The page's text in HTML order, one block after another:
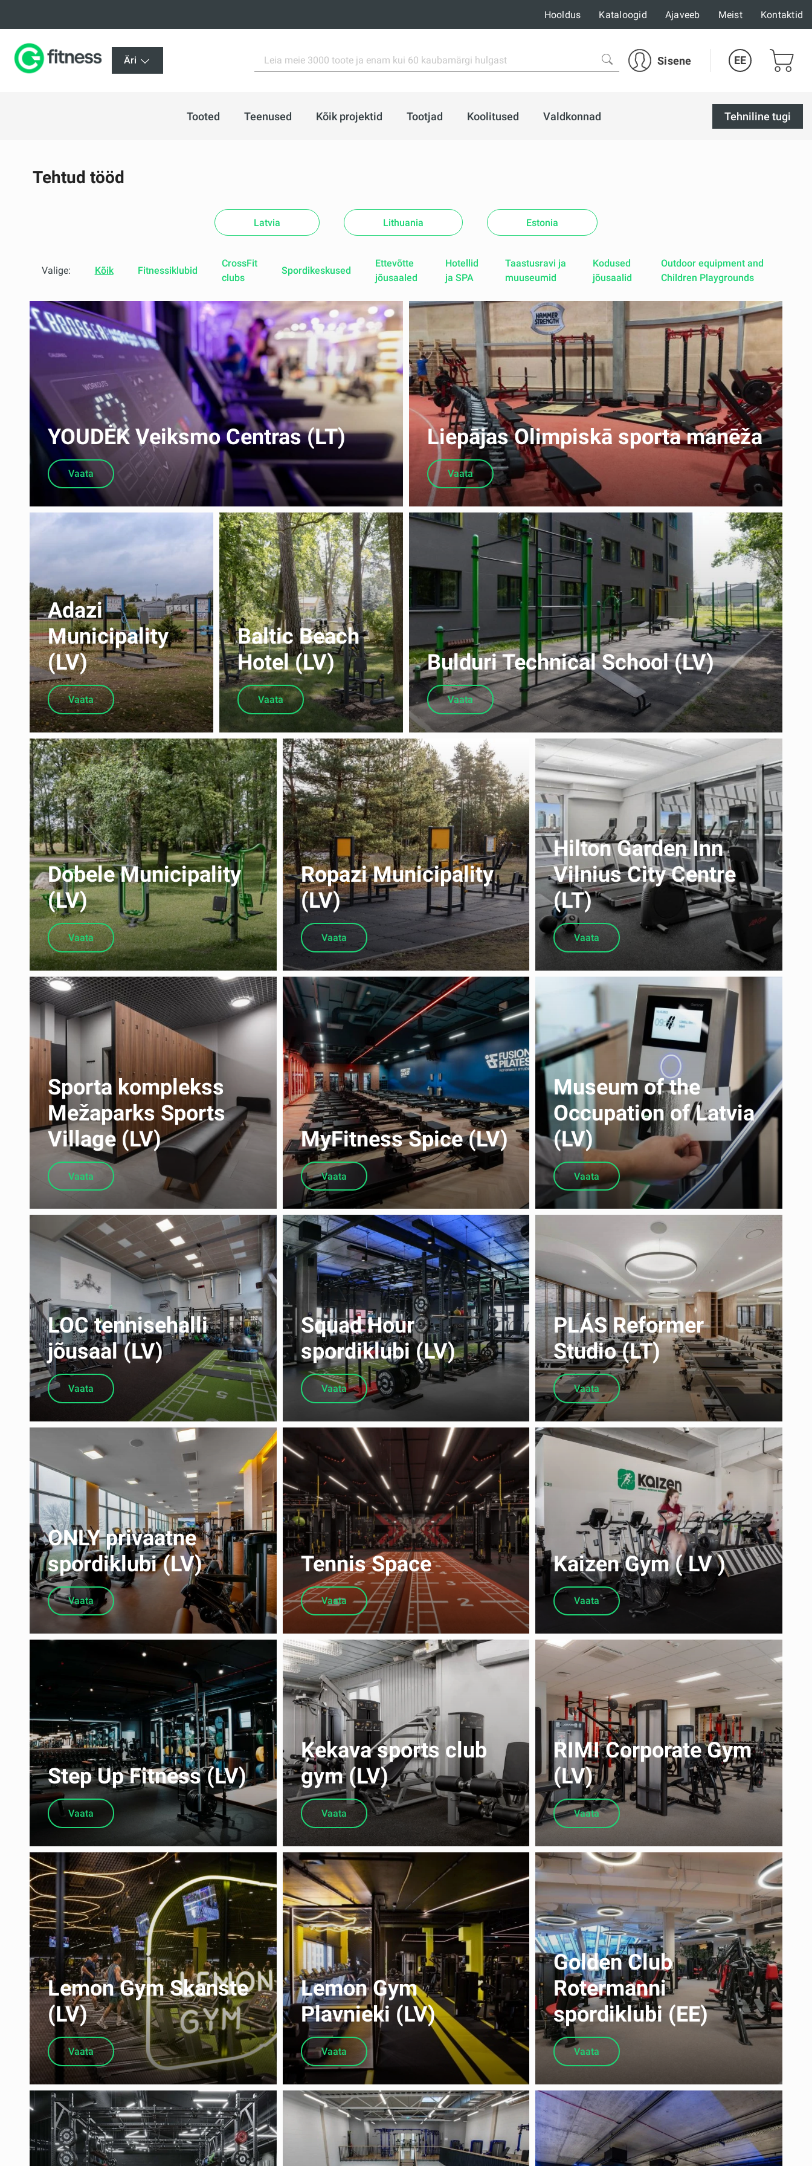
Hooldus Kataloogid Ajaveeb Meist Kontaktid
Äri Sisene EE
Tooted Teenused Kõik projektid Tootjad Koolitused Valdkonnad Tehniline tugi
Tehtud tööd
Latvia Lithuania Estonia
Valige: Kõik Fitnessiklubid
CrossFit
clubs
Spordikeskused
Ettevõtte
jõusaaled
Hotellid
ja SPA
Taastusravi ja
muuseumid
Kodused
jõusaalid
Outdoor equipment and
Children Playgrounds
YOUDĖK Veiksmo Centras (LT)
Vaata
Liepājas Olimpiskā sporta manēža
Vaata
Adazi
Municipality
(LV)
Vaata
Baltic Beach
Hotel (LV)
Vaata
Bulduri Technical School (LV)
Vaata
Dobele Municipality
(LV)
Vaata
Ropazi Municipality
(LV)
Vaata
Hilton Garden Inn
Vilnius City Centre
(LT)
Vaata
Sporta komplekss
Mežaparks Sports
Village (LV)
Vaata
MyFitness Spice (LV)
Vaata
Museum of the
Occupation of Latvia
(LV)
Vaata
LOC tennisehalli
jõusaal (LV)
Vaata
Squad Hour
spordiklubi (LV)
Vaata
PLÁS Reformer
Studio (LT)
Vaata
ONLY privaatne
spordiklubi (LV)
Vaata
Tennis Space
Vaata
Kaizen Gym ( LV )
Vaata
Step Up Fitness (LV)
Vaata
Ķekava sports club
gym (LV)
Vaata
RIMI Corporate Gym
(LV)
Vaata
Lemon Gym Skanste
(LV)
Vaata
Lemon Gym
Plavnieki (LV)
Vaata
Golden Club
Rotermanni
spordiklubi (EE)
Vaata